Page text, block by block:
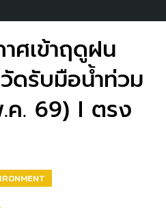
ศเข้าฤดูฝน
ดรับมือน้ำท่วม
. 69) I ตรง